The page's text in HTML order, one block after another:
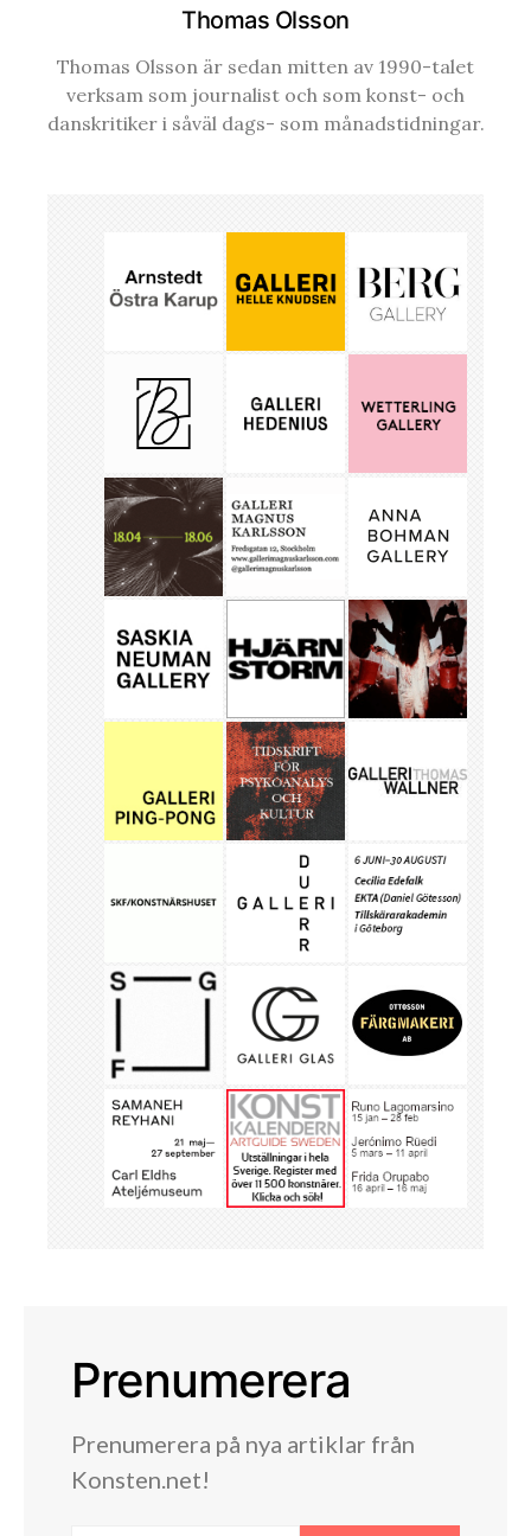
Thomas Olsson
Thomas Olsson är sedan mitten av 1990-talet
verksam som journalist och som konst- och
danskritiker i såväl dags- som månadstidningar.
Prenumerera
Prenumerera på nya artiklar från
Konsten.net!